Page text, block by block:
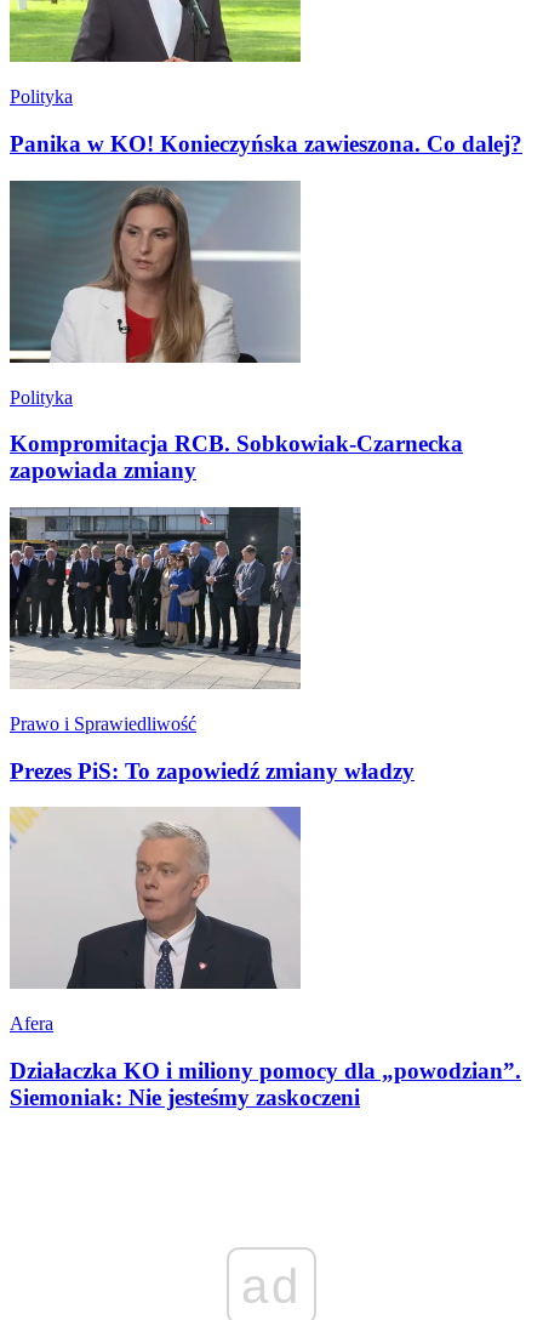
Polityka
Panika w KO! Konieczyńska zawieszona. Co dalej?
Polityka
Kompromitacja RCB. Sobkowiak-Czarnecka
zapowiada zmiany
Prawo i Sprawiedliwość
Prezes PiS: To zapowiedź zmiany władzy
Afera
Działaczka KO i miliony pomocy dla „powodzian”.
Siemoniak: Nie jesteśmy zaskoczeni
ad